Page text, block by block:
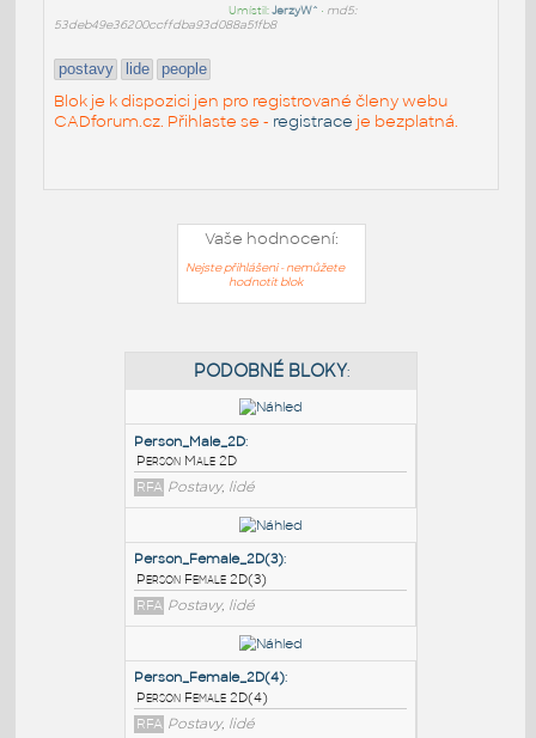
Umístil:JerzyW^ • md5:
53deb49e36200ccffdba93d088a51fb8
postavy lide people
Blok je k dispozici jen pro registrované členy webu
CADforum.cz. Přihlaste se - registrace je bezplatná.
Vaše hodnocení:
Nejste přihlášeni - nemůžete
hodnotit blok
PODOBNÉ BLOKY
Person_Male_2D
Person Male 2D
RFA Postavy, lidé